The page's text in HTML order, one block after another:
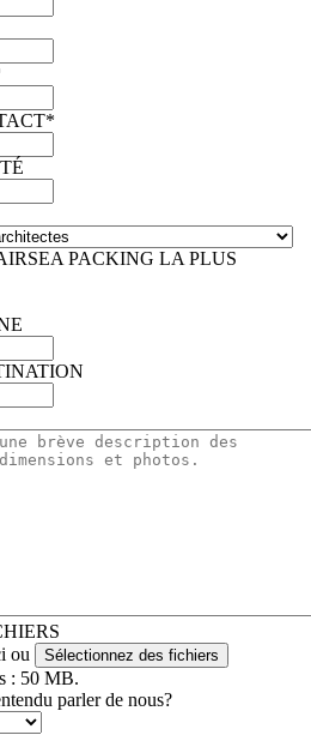
*
PACKING LA PLUS
ou
Sélectionnez des fichiers
: 50 MB.
parler de nous?